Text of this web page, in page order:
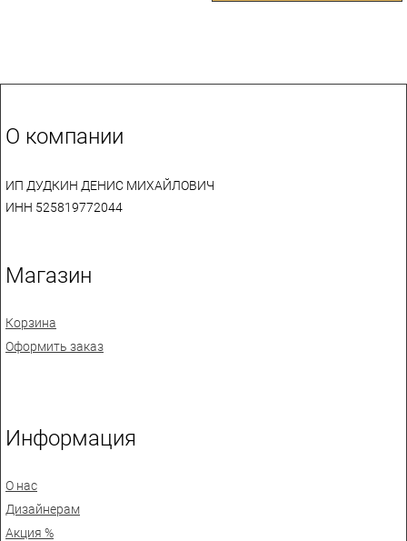
О компании
ИП ДУДКИН ДЕНИС МИХАЙЛОВИЧ
ИНН 525819772044
Магазин
Корзина
Оформить заказ
Информация
О нас
Дизайнерам
Акция %